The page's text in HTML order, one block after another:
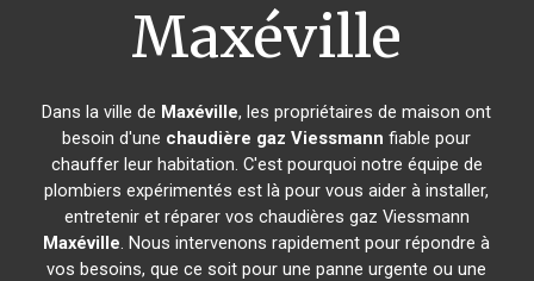
Maxéville
Dans la ville de Maxéville, les propriétaires de maison ont
besoin d'une chaudière gaz Viessmann fiable pour
chauffer leur habitation. C'est pourquoi notre équipe de
plombiers expérimentés est là pour vous aider à installer,
entretenir et réparer vos chaudières gaz Viessmann
Maxéville. Nous intervenons rapidement pour répondre à
vos besoins, que ce soit pour une panne urgente ou une